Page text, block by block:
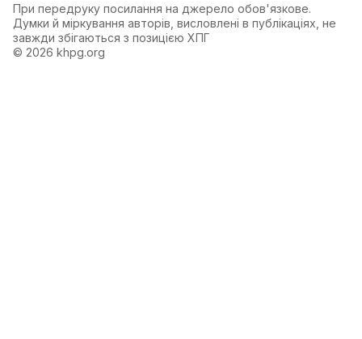
При передруку посилання на джерело обов'язкове.
Думки й міркування авторів, висловлені в публікаціях, не
завжди збігаються з позицією ХПГ
© 2026 khpg.org